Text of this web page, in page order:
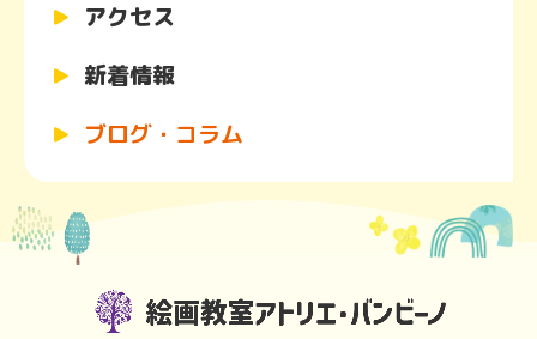
アクセス
新着情報
ブログ・コラム